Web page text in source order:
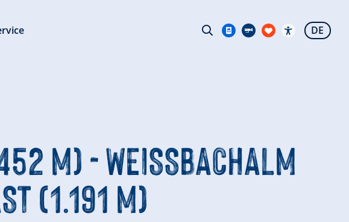
M) - WEISSBACHALM (
(1.191 M)
DE